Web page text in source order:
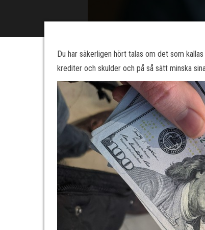
Du har säkerligen hört talas om det som
krediter och skulder och på så sätt minska